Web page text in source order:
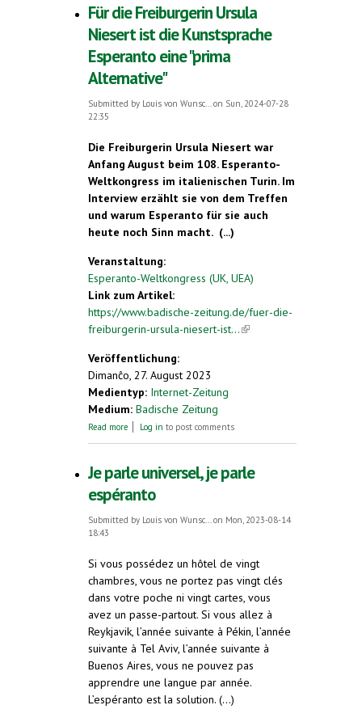
Für die Freiburgerin Ursula
Niesert ist die Kunstsprache
Esperanto eine "prima
Alternative"
Submitted by Louis von Wunsc...
on Sun, 2024-07-28
22:35
Die Freiburgerin Ursula Niesert war
Anfang August beim 108. Esperanto-
Weltkongress im italienischen Turin. Im
Interview erzählt sie von dem Treffen
und warum Esperanto für sie auch
heute noch Sinn macht. (...)
Veranstaltung:
Esperanto-Weltkongress (UK, UEA)
Link zum Artikel:
https://www.badische-zeitung.de/fuer-die-
freiburgerin-ursula-niesert-ist...(link is
Veröffentlichung:
Dimanĉo, 27. August 2023
Medientyp: Internet-Zeitung
Medium: Badische Zeitung
Read more about Für die Freiburgerin Ursula Niesert ist
Log in to post comments
Je parle universel, je parle
espéranto
Submitted by Louis von Wunsc...on Mon, 2023-08-14
18:43
Si vous possédez un hôtel de vingt
chambres, vous ne portez pas vingt clés
dans votre poche ni vingt cartes, vous
avez un passe-partout. Si vous allez à
Reykjavik, l’année suivante à Pékin, l’année
suivante à Tel Aviv, l’année suivante à
Buenos Aires, vous ne pouvez pas
apprendre une langue par année.
L’espéranto est la solution. (...)